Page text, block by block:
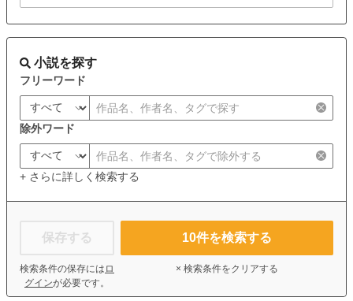
小説を探す
フリーワード
除外ワード
+ さらに詳しく検索する
保存する
検索条件の保存には ロ
グインが必要です。
10件を検索する
× 検索条件をクリアする